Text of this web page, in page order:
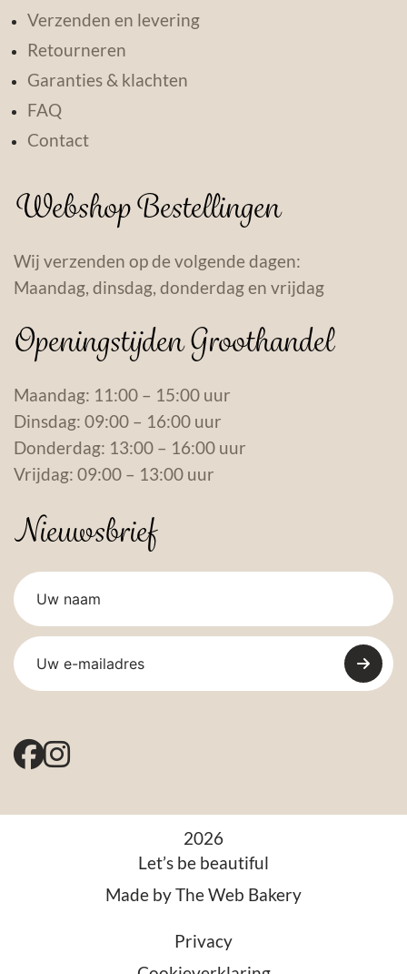
Verzenden en levering
Retourneren
Garanties & klachten
FAQ
Contact
Webshop Bestellingen
Wij verzenden op de volgende dagen:
Maandag, dinsdag, donderdag en vrijdag
Openingstijden Groothandel
Maandag: 11:00 – 15:00 uur
Dinsdag: 09:00 – 16:00 uur
Donderdag: 13:00 – 16:00 uur
Vrijdag: 09:00 – 13:00 uur
Nieuwsbrief
2026
Let’s be beautiful
Made byThe Web Bakery
Privacy